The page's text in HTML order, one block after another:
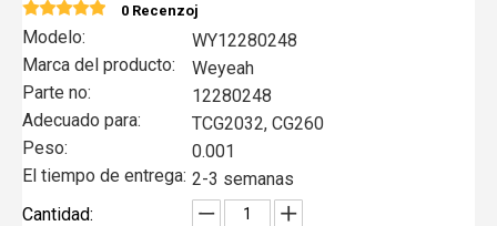
0 Recenzoj
Modelo:
WY12280248
Marca del producto:
Weyeah
Parte no:
12280248
Adecuado para:
TCG2032, CG260
Peso:
0.001
El tiempo de entrega: 2-3 semanas
Cantidad: